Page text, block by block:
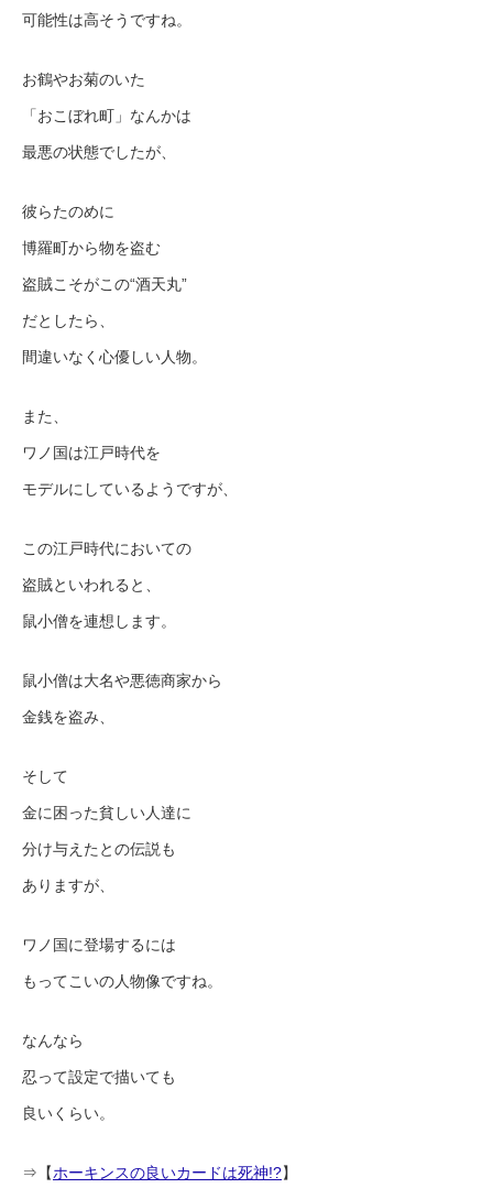
可能性は高そうですね。
お鶴やお菊のいた
「おこぼれ町」なんかは
最悪の状態でしたが、
彼らたのめに
博羅町から物を盗む
盗賊こそがこの“酒天丸”
だとしたら、
間違いなく心優しい人物。
また、
ワノ国は江戸時代を
モデルにしているようですが、
この江戸時代においての
盗賊といわれると、
鼠小僧を連想します。
鼠小僧は大名や悪徳商家から
金銭を盗み、
そして
金に困った貧しい人達に
分け与えたとの伝説も
ありますが、
ワノ国に登場するには
もってこいの人物像ですね。
なんなら
忍って設定で描いても
良いくらい。
⇒【ホーキンスの良いカードは死神!?】